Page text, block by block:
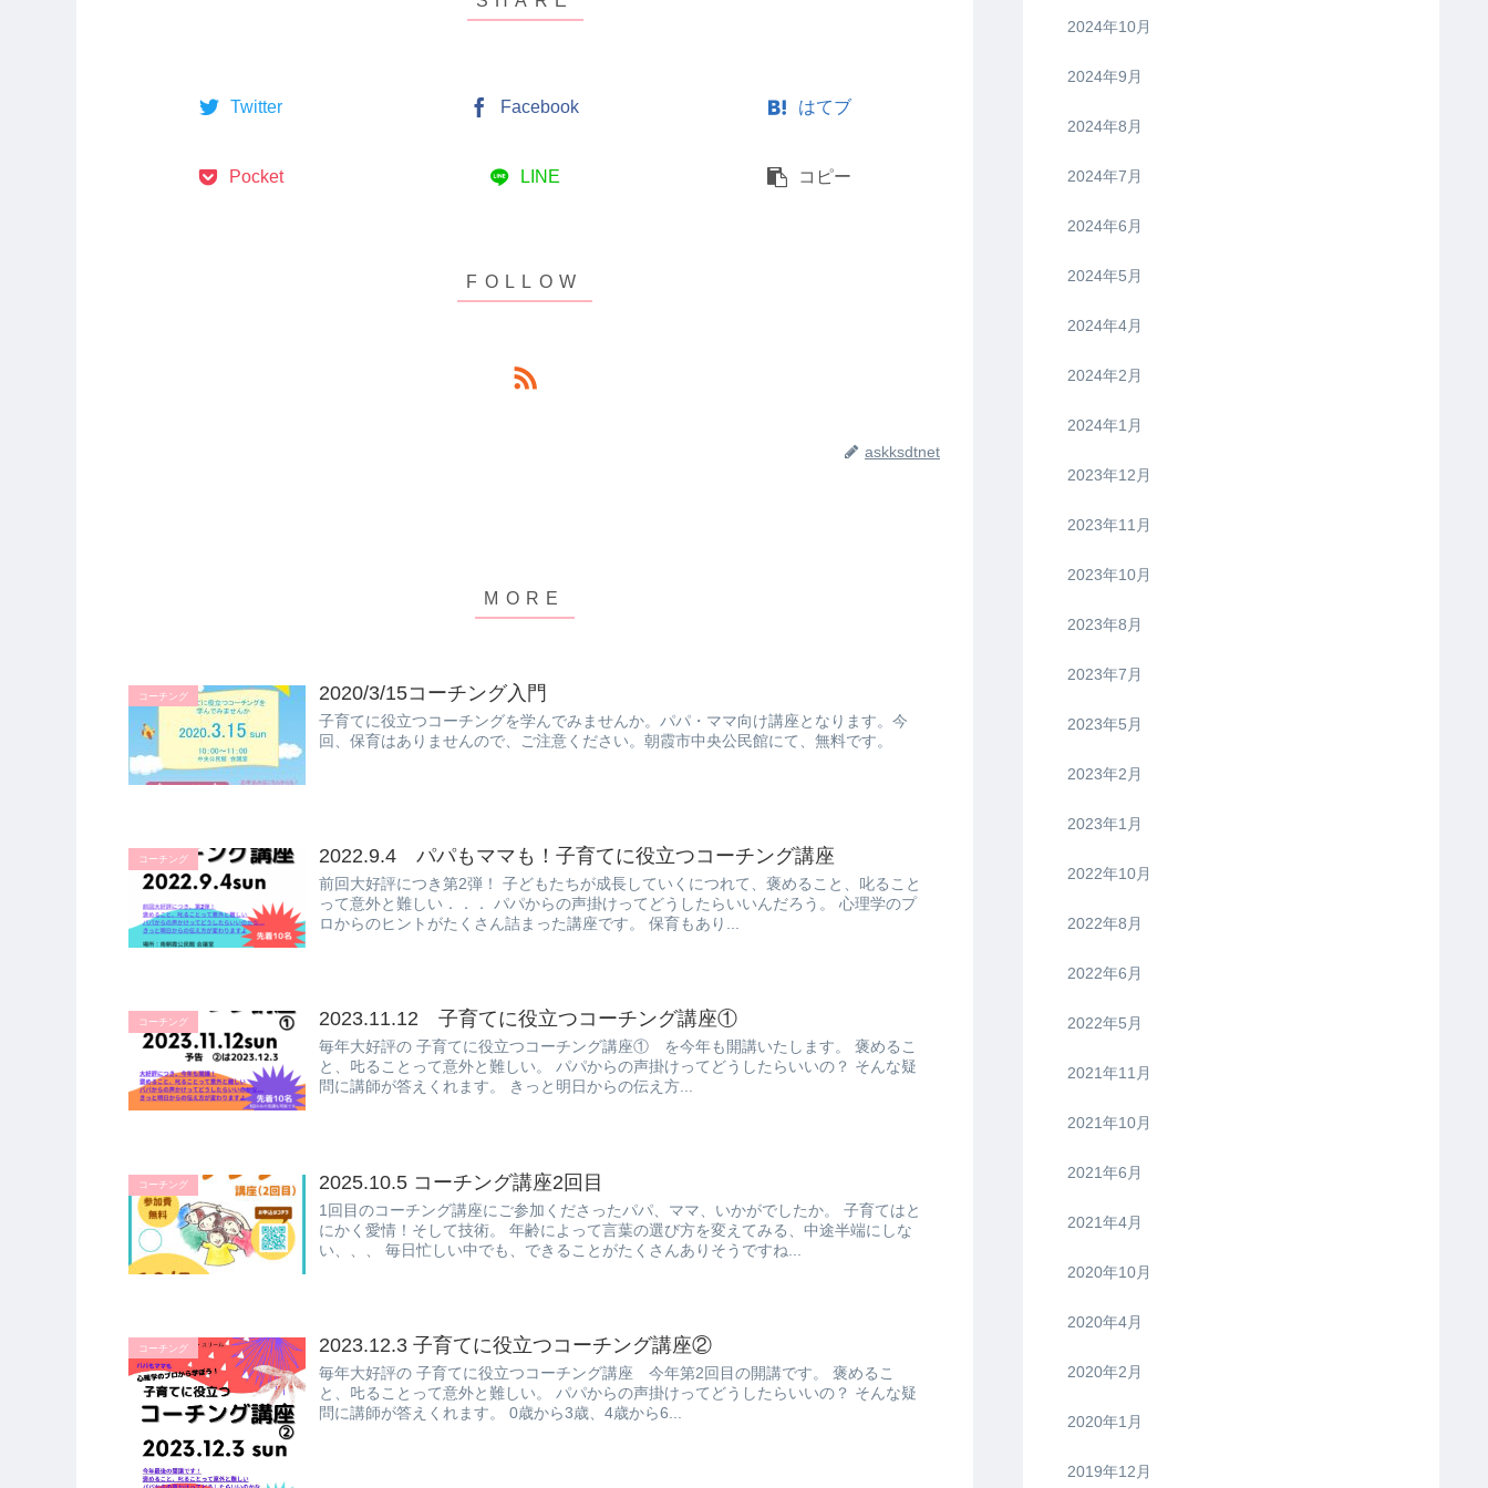
Twitter Facebook はてブ
Pocket LINE コピー
askksdtnet
コーチング 2020/3/15コーチング入門
子育てに役立つコーチングを学んでみませんか。パパ・ママ向け講座となります。今
回、保育はありませんので、ご注意ください。朝霞市中央公民館にて、無料です。
コーチング 2022.9.4 パパもママも！子育てに役立つコーチング講座
前回大好評につき第2弾！ 子どもたちが成長していくにつれて、褒めること、叱ること
って意外と難しい．．． パパからの声掛けってどうしたらいいんだろう。 心理学のプ
ロからのヒントがたくさん詰まった講座です。 保育もあり...
コーチング 2023.11.12 子育てに役立つコーチング講座①
毎年大好評の 子育てに役立つコーチング講座① を今年も開講いたします。 褒めるこ
と、𠮟ることって意外と難しい。 パパからの声掛けってどうしたらいいの？ そんな疑
問に講師が答えくれます。 きっと明日からの伝え方...
コーチング 2025.10.5 コーチング講座2回目
1回目のコーチング講座にご参加くださったパパ、ママ、いかがでしたか。 子育てはと
にかく愛情！そして技術。 年齢によって言葉の選び方を変えてみる、中途半端にしな
い、、、 毎日忙しい中でも、できることがたくさんありそうですね...
コーチング 2023.12.3 子育てに役立つコーチング講座②
毎年大好評の 子育てに役立つコーチング講座 今年第2回目の開講です。 褒めるこ
と、𠮟ることって意外と難しい。 パパからの声掛けってどうしたらいいの？ そんな疑
問に講師が答えくれます。 0歳から3歳、4歳から6...
2024年10月
2024年9月
2024年8月
2024年7月
2024年6月
2024年5月
2024年4月
2024年2月
2024年1月
2023年12月
2023年11月
2023年10月
2023年8月
2023年7月
2023年5月
2023年2月
2023年1月
2022年10月
2022年8月
2022年6月
2022年5月
2021年11月
2021年10月
2021年6月
2021年4月
2020年10月
2020年4月
2020年2月
2020年1月
2019年12月